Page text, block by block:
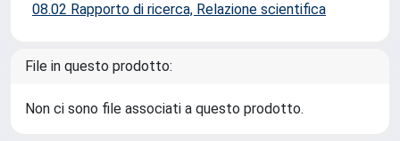
08.02 Rapporto di ricerca, Relazione scientifica
File in questo prodotto:
Non ci sono file associati a questo prodotto.